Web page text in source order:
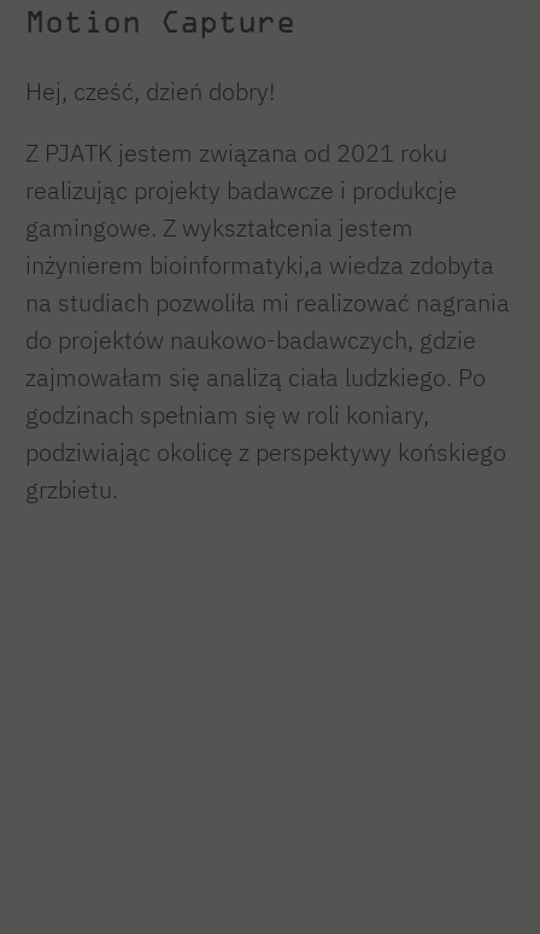
Motion Capture
Hej, cześć, dzień dobry!
Z PJATK jestem związana od 2021 roku
realizując projekty badawcze i produkcje
gamingowe. Z wykształcenia jestem
inżynierem bioinformatyki,a wiedza zdobyta
na studiach pozwoliła mi realizować nagrania
do projektów naukowo-badawczych, gdzie
zajmowałam się analizą ciała ludzkiego. Po
godzinach spełniam się w roli koniary,
podziwiając okolicę z perspektywy końskiego
grzbietu.